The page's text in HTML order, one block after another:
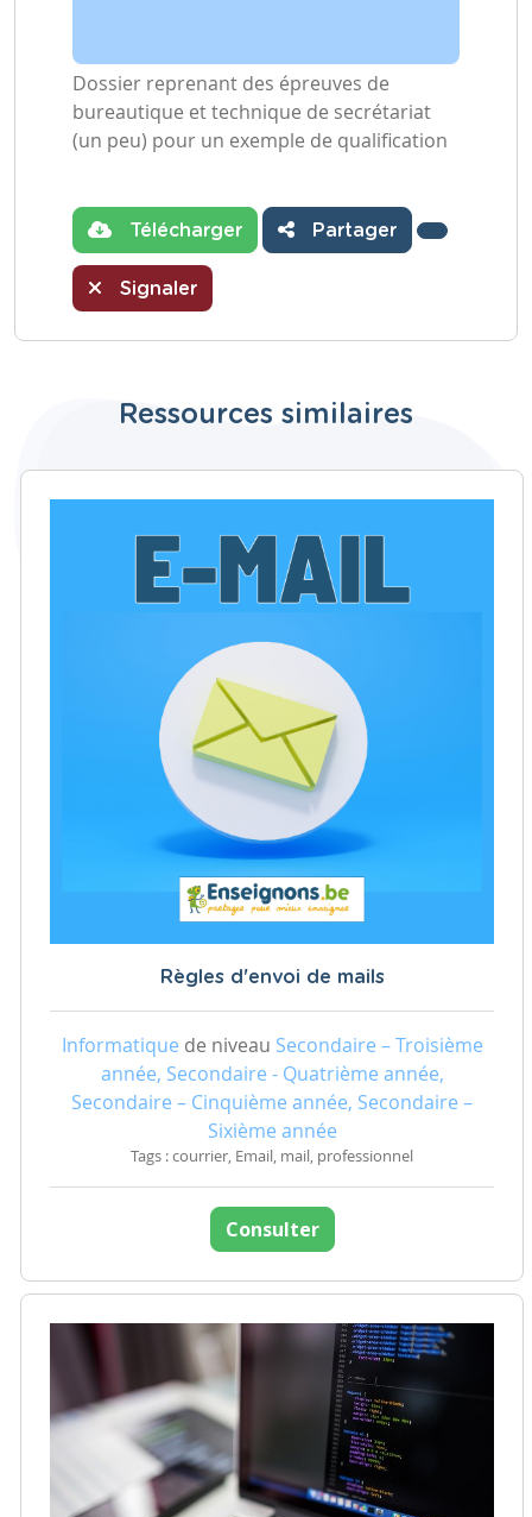
Dossier reprenant des épreuves de
bureautique et technique de secrétariat
(un peu) pour un exemple de qualification
Télécharger Partager
Signaler
Ressources similaires
Règles d'envoi de mails
Informatique de niveau Secondaire – Troisième
année, Secondaire - Quatrième année,
Secondaire – Cinquième année, Secondaire –
Sixième année
Tags : courrier, Email, mail, professionnel
Consulter